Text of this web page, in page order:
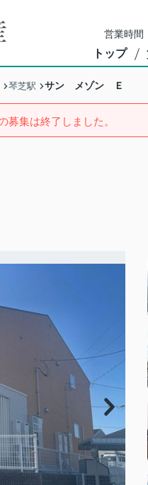
営業時
トップ
琴芝駅 サン メゾン Ｅ
募集は終了しました。